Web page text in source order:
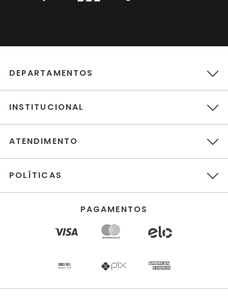
DEPARTAMENTOS
INSTITUCIONAL
ATENDIMENTO
POLÍTICAS
PAGAMENTOS